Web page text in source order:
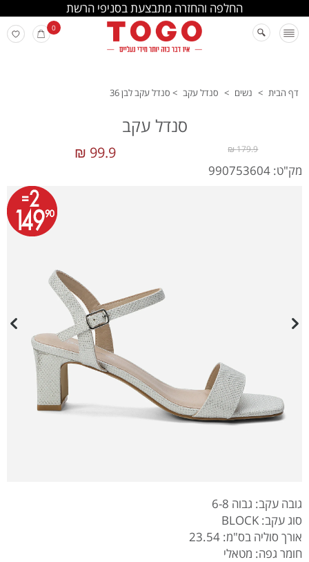
החלפה והחזרה מתבצעת בסניפי הרשת
0
דף הבית > נשים > סנדל עקב > סנדל עקב לבן 36
סנדל עקב
99.9 ₪ 179.9 ₪
מק"ט: 990753604
גובה עקב: גבוה 6-8
סוג עקב: BLOCK
אורך סוליה בס"מ: 23.54
חומר גפה: מטאלי